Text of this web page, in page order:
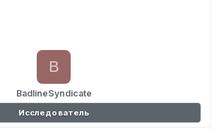
BadlineSyndicate
B
Исследователь